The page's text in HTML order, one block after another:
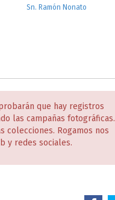
Sn. Ramón Nonato
que hay registros
las campañas fotográficas.
colecciones. Rogamos nos
y redes sociales.